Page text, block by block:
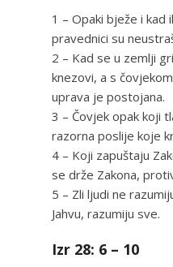
1 – Opaki bježe i kad
pravednici su
2 – Kad se u zemlji
knezovi, a s
uprava je postojana.
3 – Čovjek opak koji
razorna poslije koje
4 – Koji zapuštaju
se drže Zakona,
5 – Zli ljudi ne
Jahvu, razumiju sve.
Izr 28: 6 – 10